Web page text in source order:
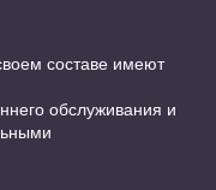
составе имеют
обслуживания и